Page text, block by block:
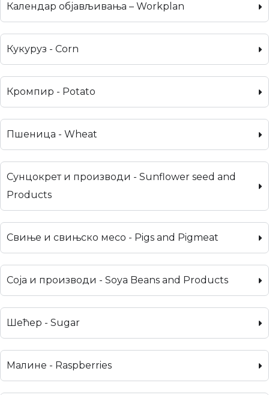
Календар објављивања – Workplan
Кукуруз - Corn
Кромпир - Potato
Пшеница - Wheat
Сунцокрет и производи - Sunflower seed and
Products
Свиње и свињско месо - Pigs and Pigmeat
Соја и производи - Soya Beans and Products
Шећер - Sugar
Малине - Raspberries